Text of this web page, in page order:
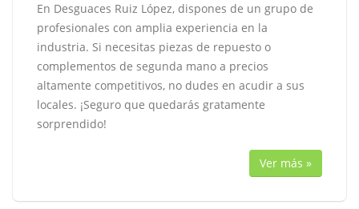
En Desguaces Ruiz López, dispones de un grupo de
profesionales con amplia experiencia en la
industria. Si necesitas piezas de repuesto o
complementos de segunda mano a precios
altamente competitivos, no dudes en acudir a sus
locales. ¡Seguro que quedarás gratamente
sorprendido!
Ver más »